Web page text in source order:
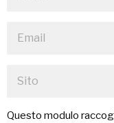
Questo modulo